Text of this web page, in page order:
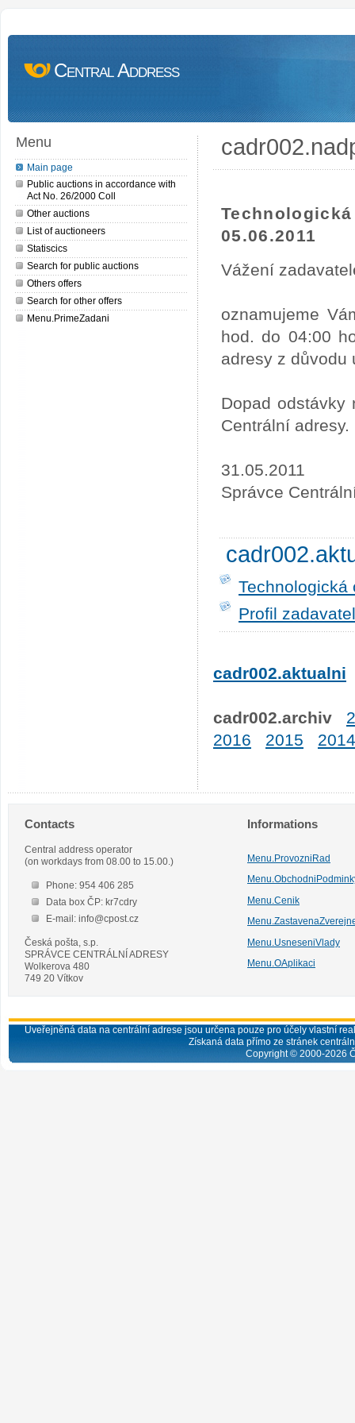
Central Address
Menu
Main page
Public auctions in accordance with
Act No. 26/2000 Coll
Other auctions
List of auctioneers
Statiscics
Search for public auctions
Others offers
Search for other offers
Menu.PrimeZadani
05.06.2011
Vážení
oznamujeme
hod. do 04:00
adresy z důvodu
Dopad odstávky
Centrální adresy.
31.05.2011
Správce
Technologická
Profil
cadr002.aktualni
cadr002.archiv
2016
2015 2014
Contacts
Central address operator
(on workdays from 08.00 to 15.00.)
Phone: 954 406 285
Data box ČP: kr7cdry
E-mail: info@cpost.cz
Česká pošta, s.p.
SPRÁVCE CENTRÁLNÍ ADRESY
Wolkerova 480
749 20 Vítkov
Informations
Menu.ProvozniRad
Menu.Cenik
Menu.UsneseniVlady
Menu.OAplikaci
Uveřejněná data na centrální adrese jsou určena pouze pro účely vlastní
Získaná data přímo ze stránek
Copyright © 2000-2026